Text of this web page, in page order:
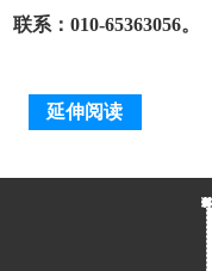
联系：010-65363056。
延伸阅读